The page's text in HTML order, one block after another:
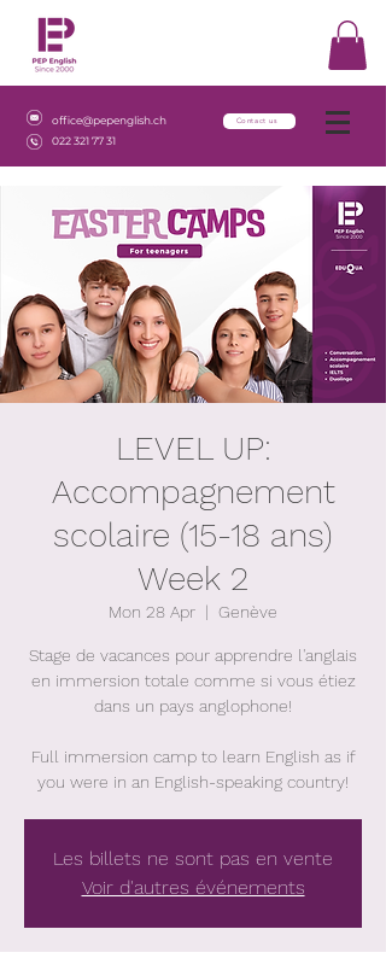
office@pepenglish.ch
022 321 77 31
Contact us
LEVEL UP:
Accompagnement
scolaire (15-18 ans)
Week 2
Mon 28 Apr
  |
Genève
Stage de vacances pour apprendre l'anglais
en immersion totale comme si vous étiez
dans un pays anglophone!
Full immersion camp to learn English as if
you were in an English-speaking country!
Les billets ne sont pas en vente
Voir d'autres événements